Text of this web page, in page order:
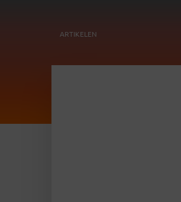
ARTIKELEN